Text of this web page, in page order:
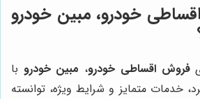
خودرو، مبین خودرو
فروش اقساطی خودرو، مبین خودرو با
خدمات متمایز و شرایط ویژه، توانسته